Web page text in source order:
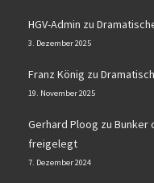
HGV-Admin zu
3. Dezember 2025
Franz König zu
19. November 2025
Gerhard Ploog zu Bunker
freigelegt
7. Dezember 2024